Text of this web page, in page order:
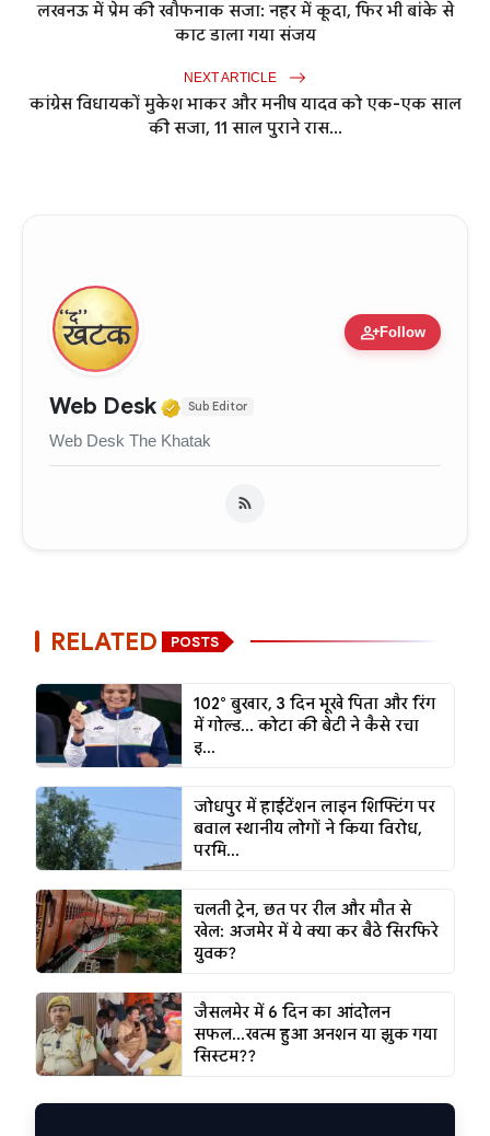
लखनऊ में प्रेम की खौफनाक सजा: नहर में कूदा, फिर भी बांके से
काट डाला गया संजय
NEXT ARTICLE
कांग्रेस विधायकों मुकेश भाकर और मनीष यादव को एक-एक साल
की सजा, 11 साल पुराने रास...
person_addFollow
Web Desk Verified Media or
Sub Editor
Web Desk The Khatak
RELATED POSTS
102° बुखार, 3 दिन भूखे पिता और रिंग
में गोल्ड... कोटा की बेटी ने कैसे रचा
इ...
जोधपुर में हाईटेंशन लाइन शिफ्टिंग पर
बवाल स्थानीय लोगों ने किया विरोध,
परमि...
चलती ट्रेन, छत पर रील और मौत से
खेल: अजमेर में ये क्या कर बैठे सिरफिरे
युवक?
जैसलमेर में 6 दिन का आंदोलन
सफल...खत्म हुआ अनशन या झुक गया
सिस्टम??